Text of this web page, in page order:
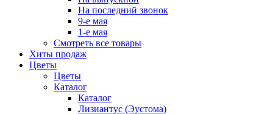
На последний звонок
9-е мая
1-е мая
Смотреть все товары
Хиты продаж
Цветы
Цветы
Каталог
Каталог
Лизиантус (Эустома)